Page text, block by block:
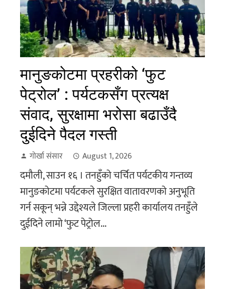
मानुङकोटमा प्रहरीको ‘फुट
पेट्रोल’ : पर्यटकसँग प्रत्यक्ष
संवाद, सुरक्षामा भरोसा बढाउँदै
दुईदिने पैदल गस्ती
गोर्खा संसार August 1, 2026
दमौली, साउन १६ । तनहुँको चर्चित पर्यटकीय गन्तव्य
मानुङकोटमा पर्यटकले सुरक्षित वातावरणको अनुभूति
गर्न सकून् भन्ने उद्देश्यले जिल्ला प्रहरी कार्यालय तनहुँले
दुईदिने लामो ‘फुट पेट्रोल...